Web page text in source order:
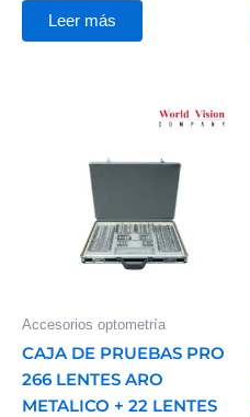
Leer más
Accesorios optometría
CAJA DE PRUEBAS PRO
266 LENTES ARO
METALICO + 22 LENTES